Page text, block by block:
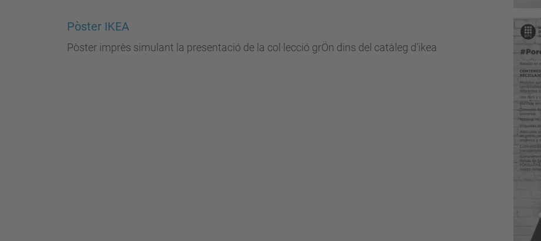
Pòster IKEA
Pòster imprès simulant la presentació de la col·lecció grÖn dins del catàleg d’ikea